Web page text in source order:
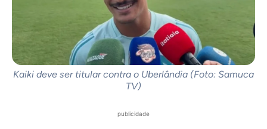
Kaiki deve ser titular contra o Uberlândia (Foto: Samuca
TV)
publicidade